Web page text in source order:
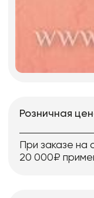
Розничная
При заказе
20 000₽